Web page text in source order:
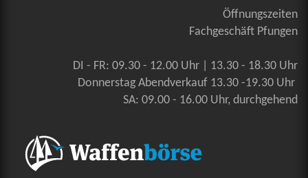
Öffnungszeiten
Fachgeschäft Pfungen
DI - FR: 09.30 - 12.00 Uhr | 13.30 - 18.30 Uhr
Donnerstag Abendverkauf 13.30 -19.30 Uhr
SA: 09.00 - 16.00 Uhr, durchgehend